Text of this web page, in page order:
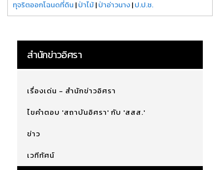
ทุจริตออกโฉนดที่ดิน |ป่าไม้|ป่าอ่าวนาง|ป.ป.ช.
สำนักข่าวอิศรา
เรื่องเด่น - สำนักข่าวอิศรา
ไขคำตอบ 'สถาบันอิศรา' กับ 'สสส.'
ข่าว
เวทีทัศน์